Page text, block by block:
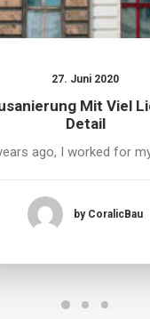
27. Juni 2020
Mit Viel
Detail
ago, I worked for
by CoralicBau